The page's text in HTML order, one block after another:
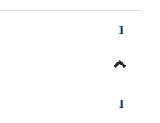
1
1